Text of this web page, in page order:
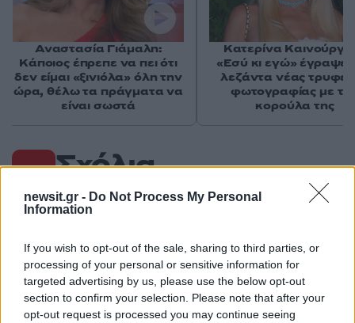
newsit.gr - Do Not Process My Personal
Information
If you wish to opt-out of the sale, sharing to third parties, or
processing of your personal or sensitive information for
targeted advertising by us, please use the below opt-out
section to confirm your selection. Please note that after your
opt-out request is processed you may continue seeing
Σχόλια
Σχολίασε εδώ
50 /50
Αναστασία Γιάμαλη:
Κάποιος έπρεπε να πει ότι
δεν είμαι «ξινιόλα» όλη την
ώρα, θέλω τα πράγματα να
είναι σωστά
Κατερίνα
«Εσύ κι εγώ» έγραψε
λεζάντα νέας
φωτογραφίας με
κορούλα της